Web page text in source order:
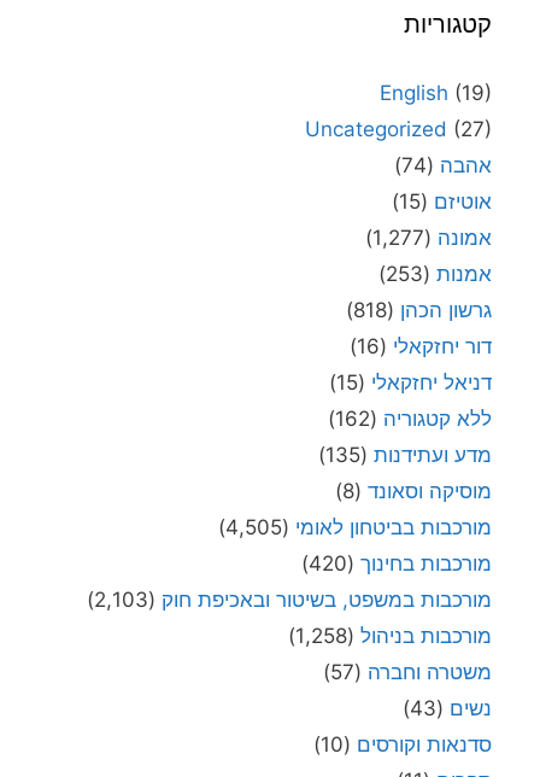
קטגוריות
English (19)
Uncategorized (27)
אהבה (74)
אוטיזם (15)
אמונה (1,277)
אמנות (253)
גרשון הכהן (818)
דור יחזקאלי (16)
דניאל יחזקאלי (15)
ללא קטגוריה (162)
מדע ועתידנות (135)
מוסיקה וסאונד (8)
מורכבות בביטחון לאומי (4,505)
מורכבות בחינוך (420)
מורכבות במשפט, בשיטור ובאכיפת חוק (2,103)
מורכבות בניהול (1,258)
משטרה וחברה (57)
נשים (43)
סדנאות וקורסים (10)